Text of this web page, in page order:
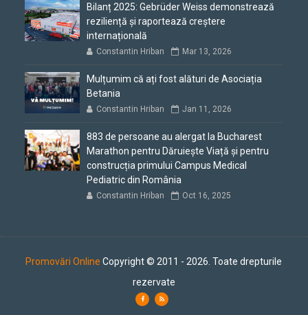
Bilanț 2025: Gebrüder Weiss demonstrează
reziliență și raportează creștere
internațională
Constantin Hriban Mar 13, 2026
Mulțumim că ați fost alături de Asociația
Betania
Constantin Hriban Jan 11, 2026
883 de persoane au alergat la Bucharest
Marathon pentru Dăruiește Viață și pentru
construcția primului Campus Medical
Pediatric din România
Constantin Hriban Oct 16, 2025
Promovări Online Copyright © 2011 - 2026. Toate drepturile
rezervate